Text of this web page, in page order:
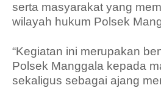
serta masyarakat yang
wilayah hukum Polsek
“Kegiatan ini merupakan
Polsek Manggala kepada
sekaligus sebagai ajang